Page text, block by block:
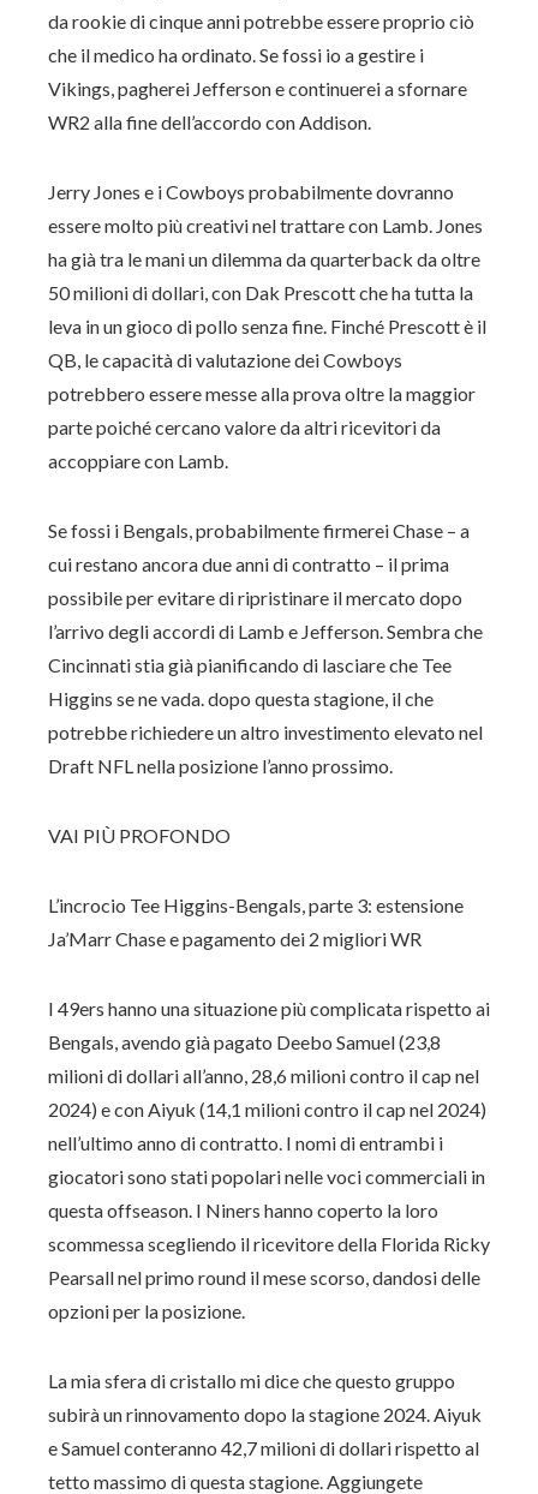
da rookie di cinque anni potrebbe essere proprio ciò
che il medico ha ordinato. Se fossi io a gestire i
Vikings, pagherei Jefferson e continuerei a sfornare
WR2 alla fine dell’accordo con Addison.
Jerry Jones e i Cowboys probabilmente dovranno
essere molto più creativi nel trattare con Lamb. Jones
ha già tra le mani un dilemma da quarterback da oltre
50 milioni di dollari, con Dak Prescott che ha tutta la
leva in un gioco di pollo senza fine. Finché Prescott è il
QB, le capacità di valutazione dei Cowboys
potrebbero essere messe alla prova oltre la maggior
parte poiché cercano valore da altri ricevitori da
accoppiare con Lamb.
Se fossi i Bengals, probabilmente firmerei Chase – a
cui restano ancora due anni di contratto – il prima
possibile per evitare di ripristinare il mercato dopo
l’arrivo degli accordi di Lamb e Jefferson. Sembra che
Cincinnati stia già pianificando di lasciare che Tee
Higgins se ne vada. dopo questa stagione, il che
potrebbe richiedere un altro investimento elevato nel
Draft NFL nella posizione l’anno prossimo.
VAI PIÙ PROFONDO
L’incrocio Tee Higgins-Bengals, parte 3: estensione
Ja’Marr Chase e pagamento dei 2 migliori WR
I 49ers hanno una situazione più complicata rispetto ai
Bengals, avendo già pagato Deebo Samuel (23,8
milioni di dollari all’anno, 28,6 milioni contro il cap nel
2024) e con Aiyuk (14,1 milioni contro il cap nel 2024)
nell’ultimo anno di contratto. I nomi di entrambi i
giocatori sono stati popolari nelle voci commerciali in
questa offseason. I Niners hanno coperto la loro
scommessa scegliendo il ricevitore della Florida Ricky
Pearsall nel primo round il mese scorso, dandosi delle
opzioni per la posizione.
La mia sfera di cristallo mi dice che questo gruppo
subirà un rinnovamento dopo la stagione 2024. Aiyuk
e Samuel conteranno 42,7 milioni di dollari rispetto al
tetto massimo di questa stagione. Aggiungete